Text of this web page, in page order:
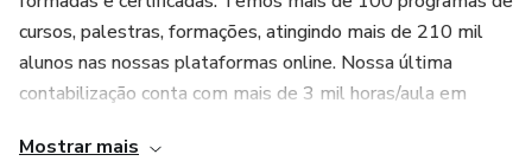
cursos, palestras, formações, atingindo mais de 210 mil
alunos nas nossas plataformas online. Nossa última
contabilização conta com mais de 3 mil horas/aula em
Mostrar mais